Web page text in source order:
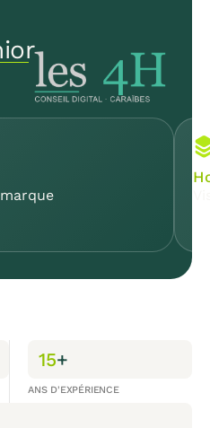
15+
ANS D'EXPÉRIENCE